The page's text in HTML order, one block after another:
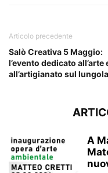
Articolo precedente
Salò Creativa 5 Maggio:
l’evento dedicato all’arte
all’artigianato sul
A